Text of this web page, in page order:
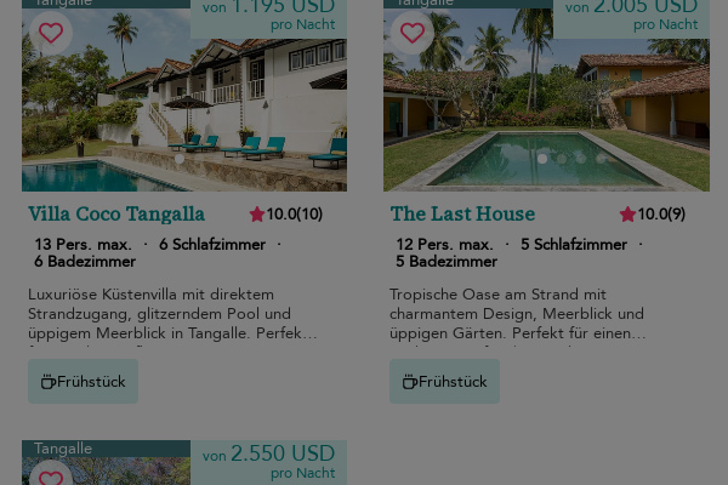
von
pro Nacht
Villa Coco Tangalla 10.0(10)
13 Pers. max.
· 6 Schlafzimmer ·
6 Badezimmer
Luxuriöse Küstenvilla mit direktem
Strandzugang, glitzerndem Pool und
üppigem Meerblick in Tangalle. Perfekt
für Familienausflüge.
Frühstück
von
pro Nacht
The Last House 10.0(9)
12 Pers. max.
· 5 Schlafzimmer ·
5 Badezimmer
Tropische Oase am Strand mit
charmantem Design, Meerblick und
üppigen Gärten. Perfekt für einen
Rückzugsort für die Familie.
Frühstück
Tangalle von 2.550 USD
pro Nacht